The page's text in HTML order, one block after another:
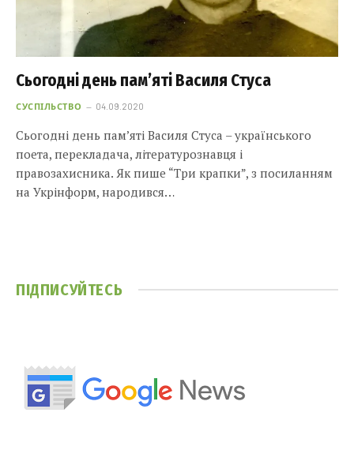
Сьогодні день пам’яті Василя Стуса
СУСПІЛЬСТВО 04.09.2020
Сьогодні день пам’яті Василя Стуса – українського
поета, перекладача, літературознавця і
правозахисника. Як пише “Три крапки”, з посиланням
на Укрінформ, народився…
ПІДПИСУЙТЕСЬ